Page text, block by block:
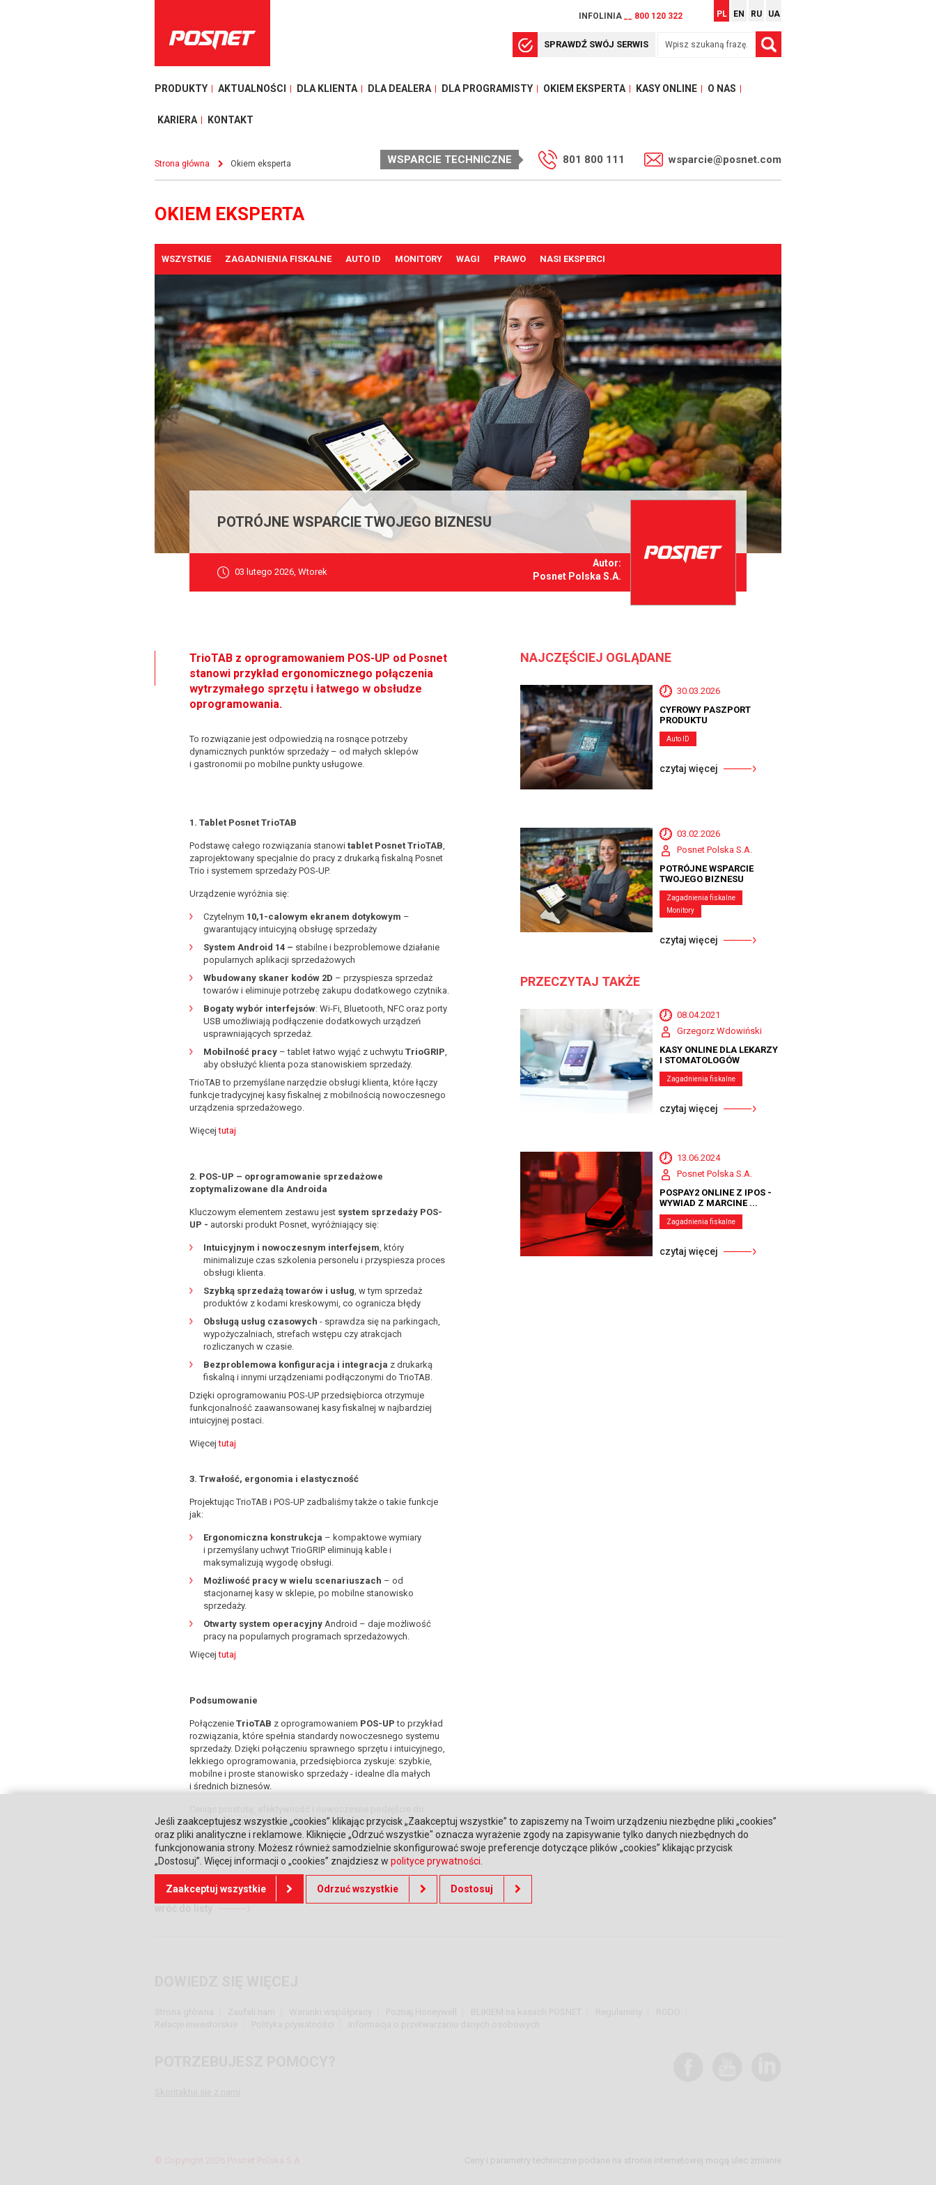
INFOLINIA __ 800 120 322 PL EN RU UA
SPRAWDŹ SWÓJ SERWIS
PRODUKTY AKTUALNOŚCI DLA KLIENTA DLA DEALERA DLA PROGRAMISTY OKIEM EKSPERTA KASY ONLINE O NAS
KARIERA KONTAKT
Strona główna Okiem eksperta WSPARCIE TECHNICZNE 801 800 111 wsparcie@posnet.com
OKIEM EKSPERTA
WSZYSTKIE ZAGADNIENIA FISKALNE AUTO ID MONITORY WAGI PRAWO NASI EKSPERCI
POTRÓJNE WSPARCIE TWOJEGO BIZNESU
03 lutego 2026, Wtorek
Autor:
Posnet Polska S.A.
TrioTAB z oprogramowaniem POS-UP od Posnet
stanowi przykład ergonomicznego połączenia
wytrzymałego sprzętu i łatwego w obsłudze
oprogramowania.
To rozwiązanie jest odpowiedzią na rosnące potrzeby
dynamicznych punktów sprzedaży – od małych sklepów
i gastronomii po mobilne punkty usługowe.
1. Tablet Posnet TrioTAB
Podstawę całego rozwiązania stanowi tablet Posnet TrioTAB,
zaprojektowany specjalnie do pracy z drukarką fiskalną Posnet
Trio i systemem sprzedaży POS-UP.
Urządzenie wyróżnia się:
Czytelnym 10,1-calowym ekranem dotykowym –
gwarantujący intuicyjną obsługę sprzedaży
System Android 14 – stabilne i bezproblemowe działanie
popularnych aplikacji sprzedażowych
Wbudowany skaner kodów 2D – przyspiesza sprzedaż
towarów i eliminuje potrzebę zakupu dodatkowego czytnika.
Bogaty wybór interfejsów: Wi-Fi, Bluetooth, NFC oraz porty
USB umożliwiają podłączenie dodatkowych urządzeń
usprawniających sprzedaż.
Mobilność pracy – tablet łatwo wyjąć z uchwytu TrioGRIP,
aby obsłużyć klienta poza stanowiskiem sprzedaży.
TrioTAB to przemyślane narzędzie obsługi klienta, które łączy
funkcje tradycyjnej kasy fiskalnej z mobilnością nowoczesnego
urządzenia sprzedażowego.
Więcejtutaj
2. POS-UP – oprogramowanie sprzedażowe
zoptymalizowane dla Androida
Kluczowym elementem zestawu jest system sprzedaży POS-
UP - autorski produkt Posnet, wyróżniający się:
Intuicyjnym i nowoczesnym interfejsem, który
minimalizuje czas szkolenia personelu i przyspiesza proces
obsługi klienta.
Szybką sprzedażą towarów i usług, w tym sprzedaż
produktów z kodami kreskowymi, co ogranicza błędy
Obsługą usług czasowych - sprawdza się na parkingach,
wypożyczalniach, strefach wstępu czy atrakcjach
rozliczanych w czasie.
Bezproblemowa konfiguracja i integracja z drukarką
fiskalną i innymi urządzeniami podłączonymi do TrioTAB.
Dzięki oprogramowaniu POS-UP przedsiębiorca otrzymuje
funkcjonalność zaawansowanej kasy fiskalnej w najbardziej
intuicyjnej postaci.
Więcejtutaj
3. Trwałość, ergonomia i elastyczność
Projektując TrioTAB i POS-UP zadbaliśmy także o takie funkcje
jak:
Ergonomiczna konstrukcja – kompaktowe wymiary
i przemyślany uchwyt TrioGRIP eliminują kable i
maksymalizują wygodę obsługi.
Możliwość pracy w wielu scenariuszach – od
stacjonarnej kasy w sklepie, po mobilne stanowisko
sprzedaży.
Otwarty system operacyjny Android – daje możliwość
pracy na popularnych programach sprzedażowych.
Więcejtutaj
Podsumowanie
Połączenie TrioTAB z oprogramowaniem POS-UP to przykład
rozwiązania, które spełnia standardy nowoczesnego systemu
sprzedaży. Dzięki połączeniu sprawnego sprzętu i intuicyjnego,
lekkiego oprogramowania, przedsiębiorca zyskuje: szybkie,
mobilne i proste stanowisko sprzedaży - idealne dla małych
i średnich biznesów.
obsługi klienta postaw na TrioTAB i system sprzedaży POS-UP.
NAJCZĘŚCIEJ OGLĄDANE
30.03.2026
CYFROWY PASZPORT
PRODUKTU
Auto ID
czytaj więcej
03.02.2026
Posnet Polska S.A.
POTRÓJNE WSPARCIE
TWOJEGO BIZNESU
Zagadnienia fiskalne
Monitory
czytaj więcej
PRZECZYTAJ TAKŻE
08.04.2021
Grzegorz Wdowiński
KASY ONLINE DLA LEKARZY
I STOMATOLOGÓW
Zagadnienia fiskalne
czytaj więcej
13.06.2024
Posnet Polska S.A.
POSPAY2 ONLINE Z IPOS -
WYWIAD Z MARCINE ...
Zagadnienia fiskalne
czytaj więcej
Ceny i parametry techniczne podane na stronie internetowej mogą ulec zmianie
Jeśli zaakceptujesz wszystkie „cookies” klikając przycisk „Zaakceptuj wszystkie” to zapiszemy na Twoim urządzeniu niezbędne pliki „cookies”
oraz pliki analityczne i reklamowe. Kliknięcie „Odrzuć wszystkie" oznacza wyrażenie zgody na zapisywanie tylko danych niezbędnych do
funkcjonowania strony. Możesz również samodzielnie skonfigurować swoje preferencje dotyczące plików „cookies” klikając przycisk
„Dostosuj”. Więcej informacji o „cookies” znajdziesz w polityce prywatności
Zaakceptuj wszystkie Odrzuć wszystkie Dostosuj